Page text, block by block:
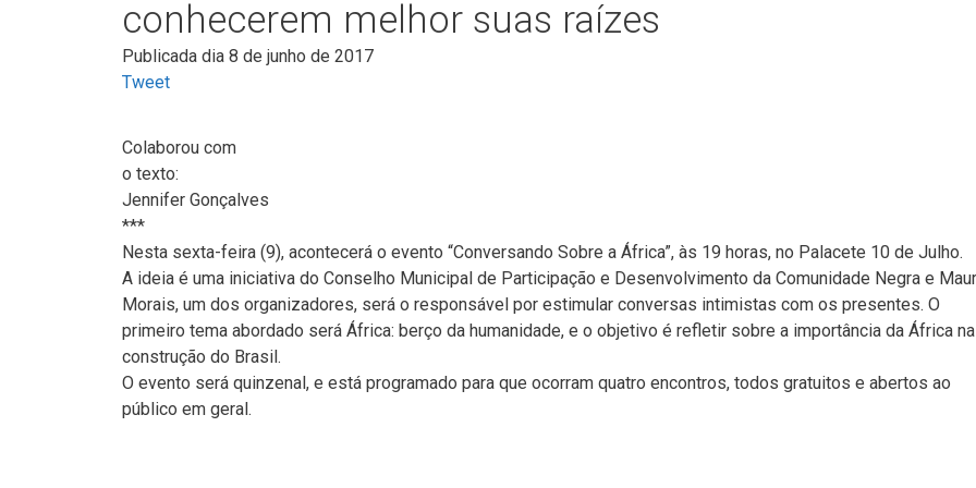
conhecerem melhor suas raízes
Publicada dia 8 de junho de 2017
Tweet
Colaborou com
o texto:
Jennifer Gonçalves
***
Nesta sexta-feira (9), acontecerá o evento “Conversando Sobre a África”, às 19 horas, no Palacete 10 de Julho.
A ideia é uma iniciativa do Conselho Municipal de Participação e Desenvolvimento da Comunidade Negra e
Morais, um dos organizadores, será o responsável por estimular conversas intimistas com os presentes. O
primeiro tema abordado será África: berço da humanidade, e o objetivo é refletir sobre a importância da África na
construção do Brasil.
O evento será quinzenal, e está programado para que ocorram quatro encontros, todos gratuitos e abertos ao
público em geral.